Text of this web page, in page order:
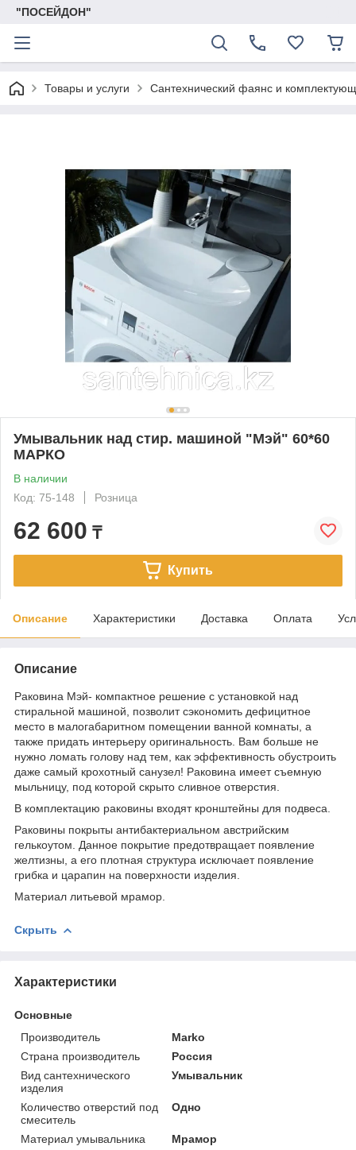
"ПОСЕЙДОН"
Товары и услуги Сантехнический фаянс и
Умывальник над стир. машиной "Мэй" 60*60
МАРКО
В наличии
Код: 75-148
Розница
62 600 ₸
Купить
Описание Характеристики Доставка Оплата
Описание
Раковина Мэй- компактное решение с установкой над
стиральной машиной, позволит сэкономить дефицитное
место в малогабаритном помещении ванной комнаты, а
также придать интерьеру оригинальность. Вам больше не
нужно ломать голову над тем, как эффективность обустроить
даже самый крохотный санузел! Раковина имеет съемную
мыльницу, под которой скрыто сливное отверстия.
В комплектацию раковины входят кронштейны для подвеса.
Раковины покрыты антибактериальном австрийским
гелькоутом. Данное покрытие предотвращает появление
желтизны, а его плотная структура исключает появление
грибка и царапин на поверхности изделия.
Материал литьевой мрамор.
Скрыть
Характеристики
Основные
Производитель
Marko
Страна производитель
Россия
Вид сантехнического
изделия
Умывальник
Количество отверстий под
смеситель
Одно
Материал умывальника
Мрамор